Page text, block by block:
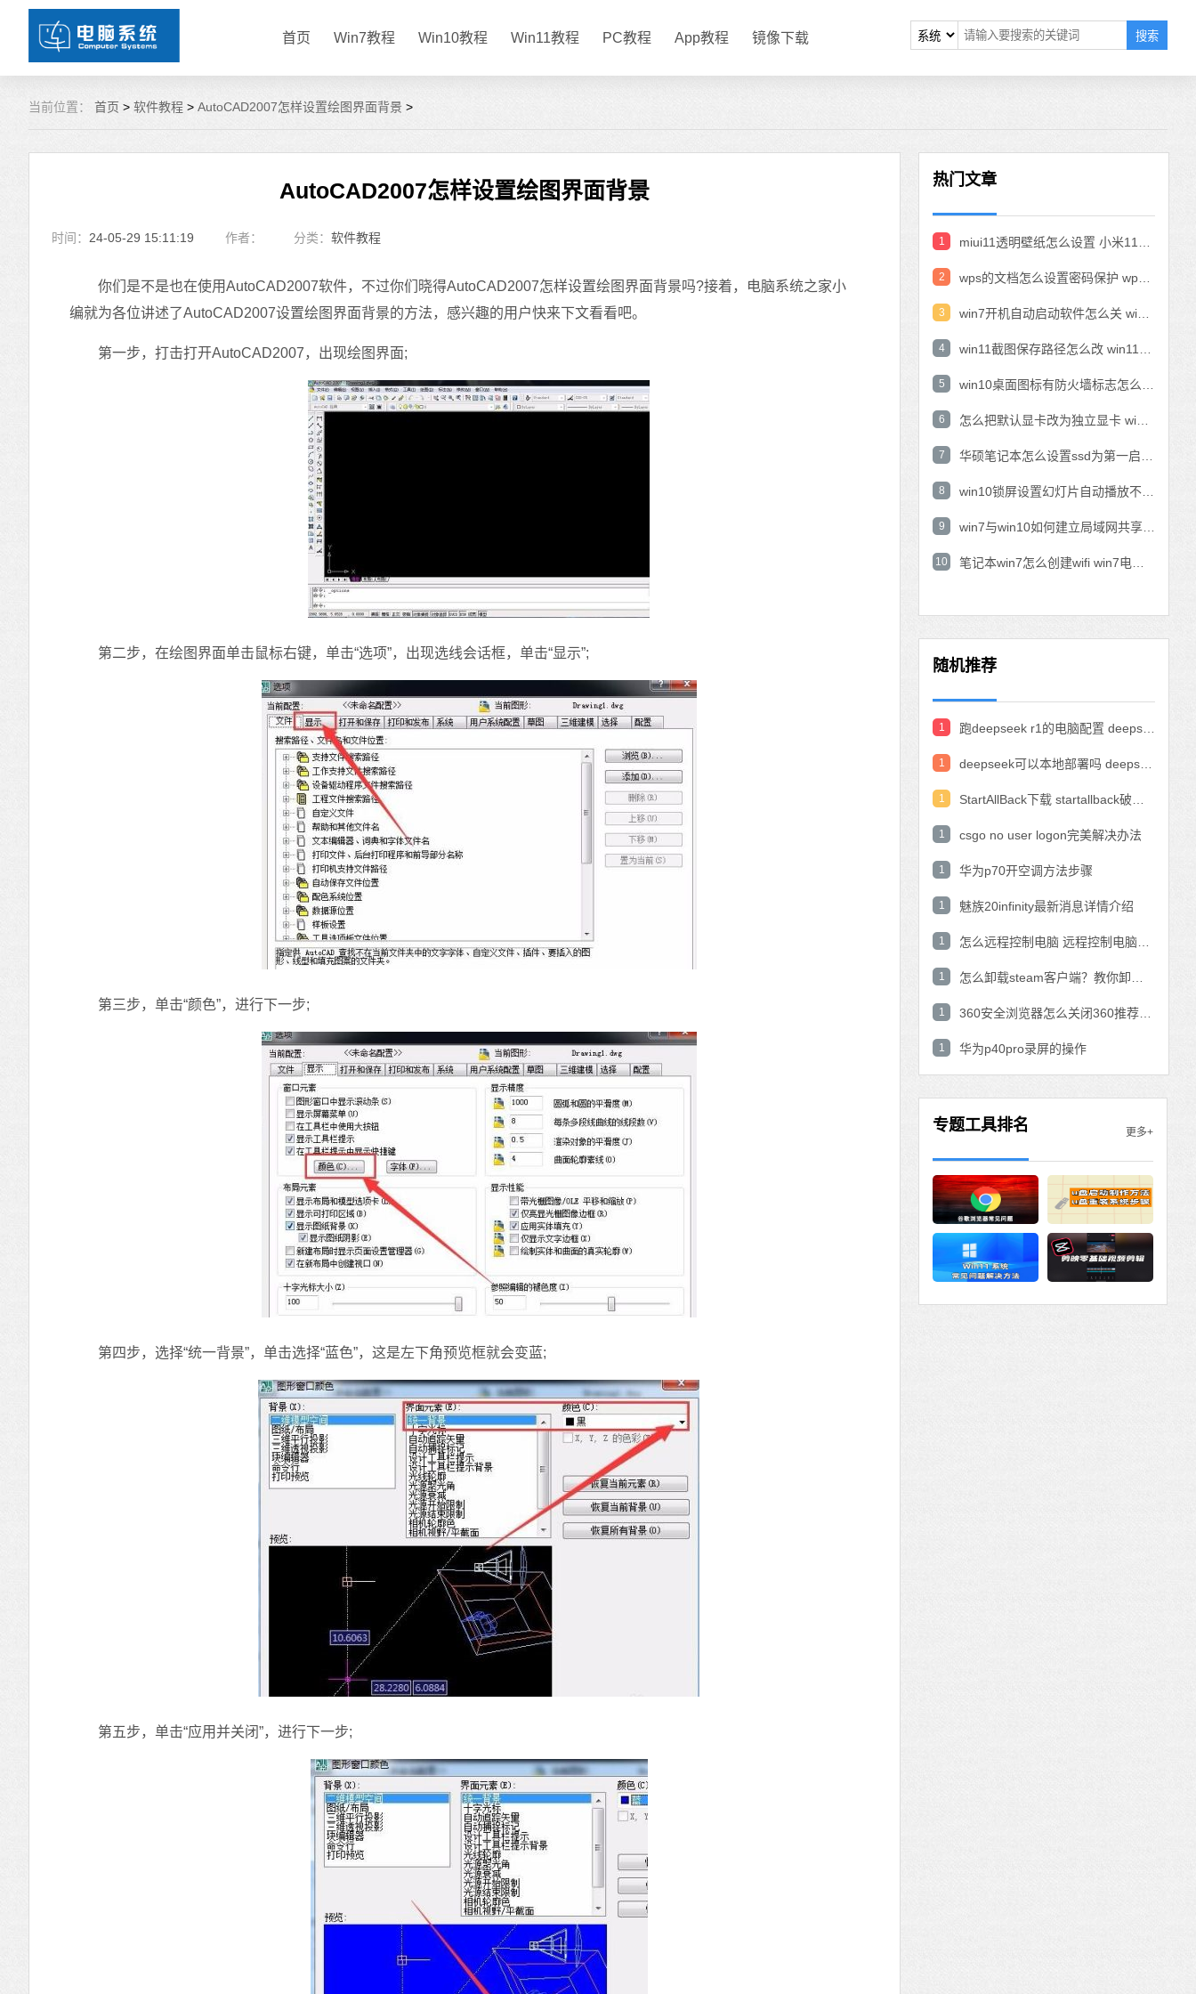
首页 Win7教程 Win10教程 Win11教程 PC教程 App教程 镜像下载 搜索
当前位置： 首页 > 软件教程 > AutoCAD2007怎样设置绘图界面背景 >
AutoCAD2007怎样设置绘图界面背景
时间： 24-05-29 15:11:19 作者： 分类： 软件教程
你们是不是也在使用AutoCAD2007软件，不过你们晓得AutoCAD2007怎样设置绘图界面背景吗?接着，电脑系统之家小
编就为各位讲述了AutoCAD2007设置绘图界面背景的方法，感兴趣的用户快来下文看看吧。
第一步，打击打开AutoCAD2007，出现绘图界面;
第二步，在绘图界面单击鼠标右键，单击“选项”，出现选线会话框，单击“显示”;
第三步，单击“颜色”，进行下一步;
第四步，选择“统一背景”，单击选择“蓝色”，这是左下角预览框就会变蓝;
第五步，单击“应用并关闭”，进行下一步;
热门文章
1
2
3
4
5
6
7
8
9
10
随机推荐
1
1
1
1 csgo no user logon完美解决办法
1 华为p70开空调方法步骤
1 魅族20infinity最新消息详情介绍
1
1
1
1 华为p40pro录屏的操作
专题工具排名 更多+